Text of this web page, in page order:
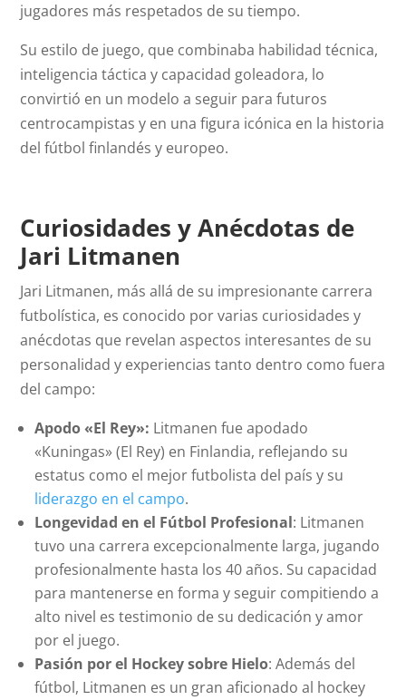
jugadores más respetados de su tiempo.
Su estilo de juego, que combinaba habilidad técnica,
inteligencia táctica y capacidad goleadora, lo
convirtió en un modelo a seguir para futuros
centrocampistas y en una figura icónica en la historia
del fútbol finlandés y europeo.
Curiosidades y Anécdotas de
Jari Litmanen
Jari Litmanen, más allá de su impresionante carrera
futbolística, es conocido por varias curiosidades y
anécdotas que revelan aspectos interesantes de su
personalidad y experiencias tanto dentro como fuera
del campo:
Apodo «El Rey»: Litmanen fue apodado
«Kuningas» (El Rey) en Finlandia, reflejando su
estatus como el mejor futbolista del país y su
liderazgo en el campo.
Longevidad en el Fútbol Profesional: Litmanen
tuvo una carrera excepcionalmente larga, jugando
profesionalmente hasta los 40 años. Su capacidad
para mantenerse en forma y seguir compitiendo a
alto nivel es testimonio de su dedicación y amor
por el juego.
Pasión por el Hockey sobre Hielo: Además del
fútbol, Litmanen es un gran aficionado al hockey